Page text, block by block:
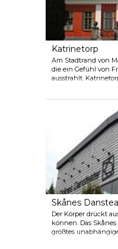
Katrinetorp
Am Stadtrand von
die ein Gefühl von
ausstrahlt.
dem frühen 19.
der Stadt Malmö
Wiederherstellung
Jährlich finden hier
Events und
die neue
in der es auch
Geschenkeladen
vom Stadtzentrum
Großstadt nur einen
idyllischen
Skånes
Der Körper drückt
können. Das
größtes
auf seiner eigenen